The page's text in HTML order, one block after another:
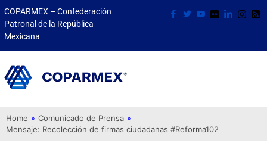
COPARMEX – Confederación
Patronal de la República
Mexicana
Home » Comunicado de Prensa »
Mensaje: Recolección de firmas ciudadanas #Reforma102